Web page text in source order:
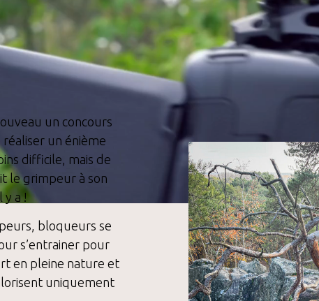
un concours
un énième
difficile, mais de
le grimpeur à son
a !
bloqueurs se
s’entrainer pour
en pleine nature et
uniquement